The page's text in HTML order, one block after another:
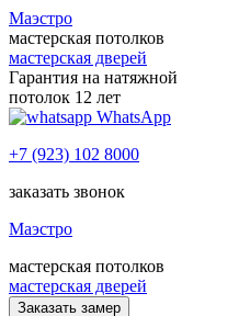
Маэстро
мастерская потолков
мастерская дверей
Гарантия на натяжной
потолок 12 лет
WhatsApp
+7 (923) 102 8000
заказать звонок
Маэстро
мастерская потолков
мастерская дверей
Заказать замер